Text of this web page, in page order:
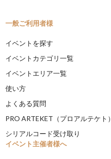
一般ご利用者様
イベントを探す
イベントカテゴリ一覧
イベントエリア一覧
使い方
よくある質問
PRO ARTEKET（プロアルテケト）
シリアルコード受け取り
イベント主催者様へ